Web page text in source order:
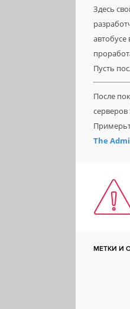
Здесь
автобусе
Пусть
После
серверов
The
МЕТКИ И